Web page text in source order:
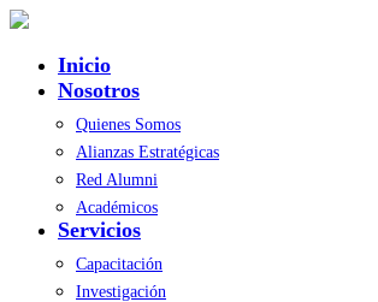
Inicio
Nosotros
Quienes Somos
Alianzas Estratégicas
Red Alumni
Académicos
Servicios
Capacitación
Investigación